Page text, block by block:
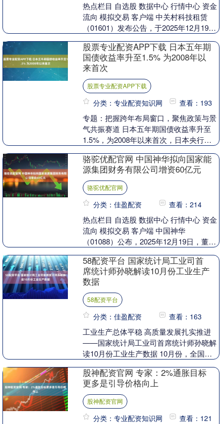
热点栏目 自选股 数据中心 行情中心 资金
流向 模拟交易 客户端 中关村科技租赁
（01601）发布公告，于2025年12月19
股票专业配资APP下载 日本五年期
国债收益率升至1.5% 为2008年以
来首次
股票专业配资APP下载
分类：专业配资知识网 查看：193
专题：把握跨年布局窗口，聚焦政策与景
气共振赛道 日本五年期国债收益率升至
1.5%，为2008年以来首次，日本央行于
2.7个基点....
骆驼优配官网 中国神华拟向国家能
源集团财务有限公司增资60亿元
骆驼优配官网
分类：佳盈配资 查看：214
热点栏目 自选股 数据中心 行情中心 资金
流向 模拟交易 客户端 中国神华
（01088）公布，2025年12月19日，董事
国....
58配资平台 国家统计局工业司首
席统计师孙晓解读10月份工业生产
数据
58配资平台
分类：佳盈配资 查看：163
工业生产总体平稳 高质量发展扎实推进
——国家统计局工业司首席统计师孙晓解
读10月份工业生产数据 10月份，全国规
品实现增长....
股神配资官网 专家：2%通胀目标
更多是引导价格向上
股神配资官网
分类：专业配资知识网 查看：121